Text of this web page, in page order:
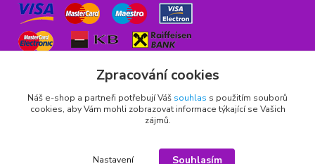
Rychlý kontakt
Zpracování cookies
Náš e-shop a partneři potřebují Váš souhlas s použitím souborů
cookies, aby Vám mohli zobrazovat informace týkající se Vašich
zájmů.
Nastavení Souhlasím